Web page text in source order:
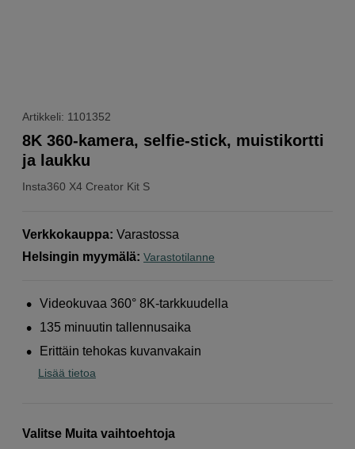
Artikkeli: 1101352
Insta360 X4 Creator Kit S
8K 360-kamera, selfie-stick, muistikortti
ja laukku
Verkkokauppa: Varastossa
Helsingin myymälä: Varastotilanne
Videokuvaa 360° 8K-tarkkuudella
135 minuutin tallennusaika
Erittäin tehokas kuvanvakain
Lisää tietoa
Valitse Muita vaihtoehtoja